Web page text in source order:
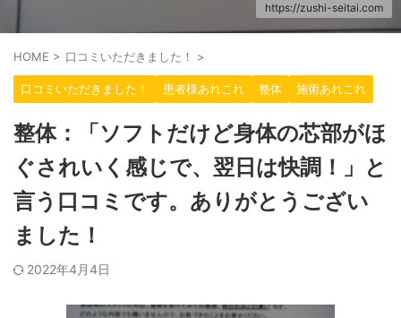
https://zushi-seitai.com
HOME > 口コミいただきました！ >
口コミいただきました！ 患者様あれこれ 整体 施術あれこれ
整体：「ソフトだけど身体の芯部がほ
ぐされいく感じで、翌日は快調！」と
言う口コミです。ありがとうござい
ました！
2022年4月4日